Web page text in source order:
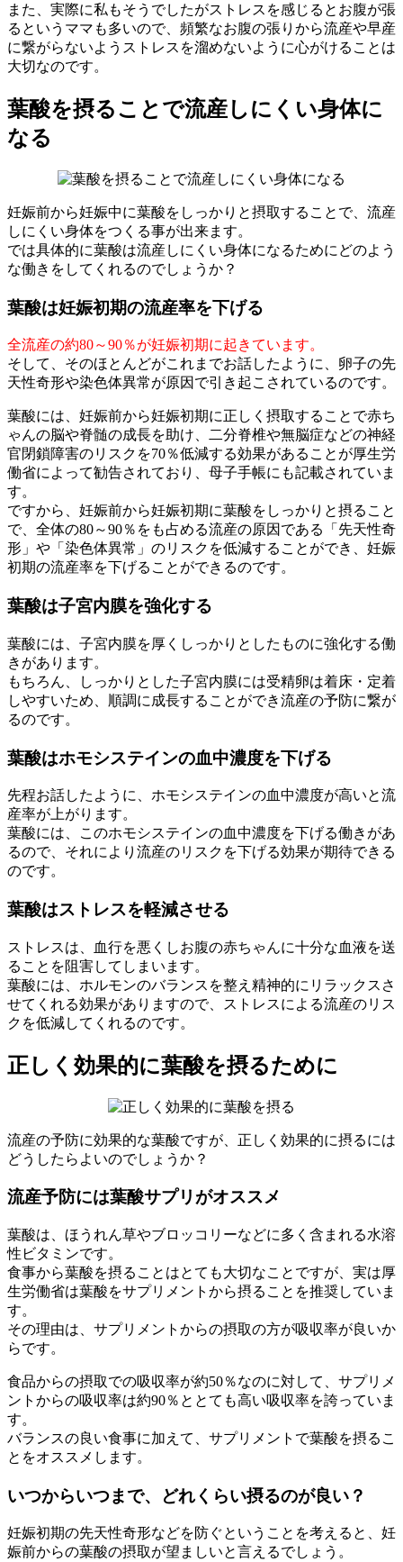
また、実際に私もそうでしたがストレスを感じるとお腹が張
るというママも多いので、頻繁なお腹の張りから流産や早産
に繋がらないようストレスを溜めないように心がけることは
大切なのです。
葉酸を摂ることで流産しにくい身体に
なる
妊娠前から妊娠中に葉酸をしっかりと摂取することで、流産
しにくい身体をつくる事が出来ます。
では具体的に葉酸は流産しにくい身体になるためにどのよう
な働きをしてくれるのでしょうか？
葉酸は妊娠初期の流産率を下げる
全流産の約80～90％が妊娠初期に起きています。
そして、そのほとんどがこれまでお話したように、卵子の先
天性奇形や染色体異常が原因で引き起こされているのです。
葉酸には、妊娠前から妊娠初期に正しく摂取することで赤ち
ゃんの脳や脊髄の成長を助け、二分脊椎や無脳症などの神経
官閉鎖障害のリスクを70％低減する効果があることが厚生労
働省によって勧告されており、母子手帳にも記載されていま
す。
ですから、妊娠前から妊娠初期に葉酸をしっかりと摂ること
で、全体の80～90％をも占める流産の原因である「先天性奇
形」や「染色体異常」のリスクを低減することができ、妊娠
初期の流産率を下げることができるのです。
葉酸は子宮内膜を強化する
葉酸には、子宮内膜を厚くしっかりとしたものに強化する働
きがあります。
もちろん、しっかりとした子宮内膜には受精卵は着床・定着
しやすいため、順調に成長することができ流産の予防に繋が
るのです。
葉酸はホモシステインの血中濃度を下げる
先程お話したように、ホモシステインの血中濃度が高いと流
産率が上がります。
葉酸には、このホモシステインの血中濃度を下げる働きがあ
るので、それにより流産のリスクを下げる効果が期待できる
のです。
葉酸はストレスを軽減させる
ストレスは、血行を悪くしお腹の赤ちゃんに十分な血液を送
ることを阻害してしまいます。
葉酸には、ホルモンのバランスを整え精神的にリラックスさ
せてくれる効果がありますので、ストレスによる流産のリス
クを低減してくれるのです。
正しく効果的に葉酸を摂るために
流産の予防に効果的な葉酸ですが、正しく効果的に摂るには
どうしたらよいのでしょうか？
流産予防には葉酸サプリがオススメ
葉酸は、ほうれん草やブロッコリーなどに多く含まれる水溶
性ビタミンです。
食事から葉酸を摂ることはとても大切なことですが、実は厚
生労働省は葉酸をサプリメントから摂ることを推奨していま
す。
その理由は、サプリメントからの摂取の方が吸収率が良いか
らです。
食品からの摂取での吸収率が約50％なのに対して、サプリメ
ントからの吸収率は約90％ととても高い吸収率を誇っていま
す。
バランスの良い食事に加えて、サプリメントで葉酸を摂るこ
とをオススメします。
いつからいつまで、どれくらい摂るのが良い？
妊娠初期の先天性奇形などを防ぐということを考えると、妊
娠前からの葉酸の摂取が望ましいと言えるでしょう。